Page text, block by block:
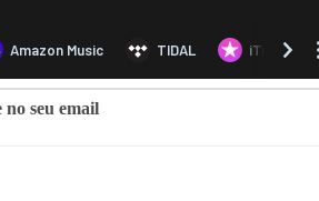
no seu email